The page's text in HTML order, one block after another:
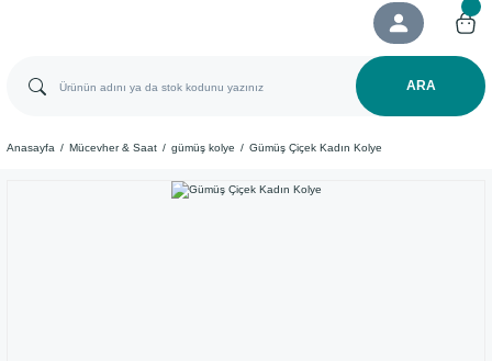
ARA
Anasayfa Mücevher & Saat gümüş kolye ​Gümüş Çiçek Kadın Kolye